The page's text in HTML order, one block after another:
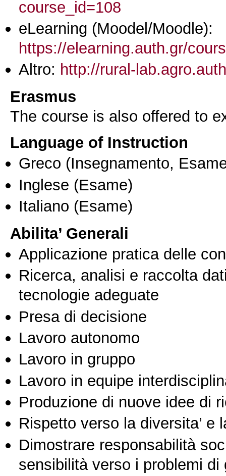
course_id=108
eLearning (Moodel/Moodle):
https://elearning.auth.gr/
Altro: http://rural-
Erasmus
The course is also offered to
Language of Instruction
Greco (Insegnamento,
Inglese (Esame)
Italiano (Esame)
Abilita’ Generali
Applicazione pratica delle
Ricerca, analisi e raccolta
tecnologie adeguate
Presa di decisione
Lavoro autonomo
Lavoro in gruppo
Lavoro in equipe
Produzione di nuove idee di
Rispetto verso la diversita’ e
Dimostrare responsabilità
sensibilità verso i problemi di